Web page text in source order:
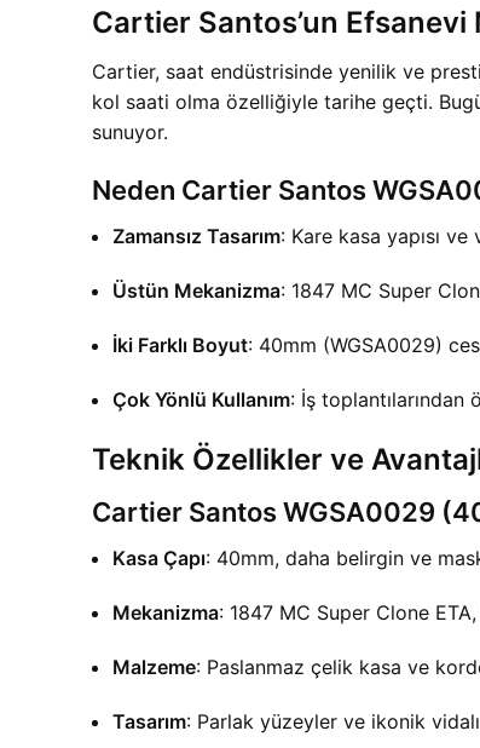
Cartier Santos’un Efsanevi
Cartier, saat endüstrisinde yenilik ve
kol saati olma özelliğiyle tarihe geçti.
sunuyor.
Neden Cartier Santos
Zamansız Tasarım: Kare kasa yapısı
Üstün Mekanizma: 1847 MC Super
İki Farklı Boyut: 40mm (WGSA0029)
Çok Yönlü Kullanım: İş toplantılarından
Teknik Özellikler ve
Cartier Santos WGSA0029
Kasa Çapı: 40mm, daha belirgin ve
Mekanizma: 1847 MC Super Clone
Malzeme: Paslanmaz çelik kasa ve
Tasarım: Parlak yüzeyler ve ikonik